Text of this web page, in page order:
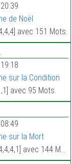
de Noël
avec 151 Mots.
sur la Condition
avec 95 Mots.
sur la Mort
avec 144 Mots.